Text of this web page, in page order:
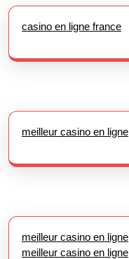
casino en ligne france
meilleur casino en ligne
meilleur casino en ligne
meilleur casino en ligne